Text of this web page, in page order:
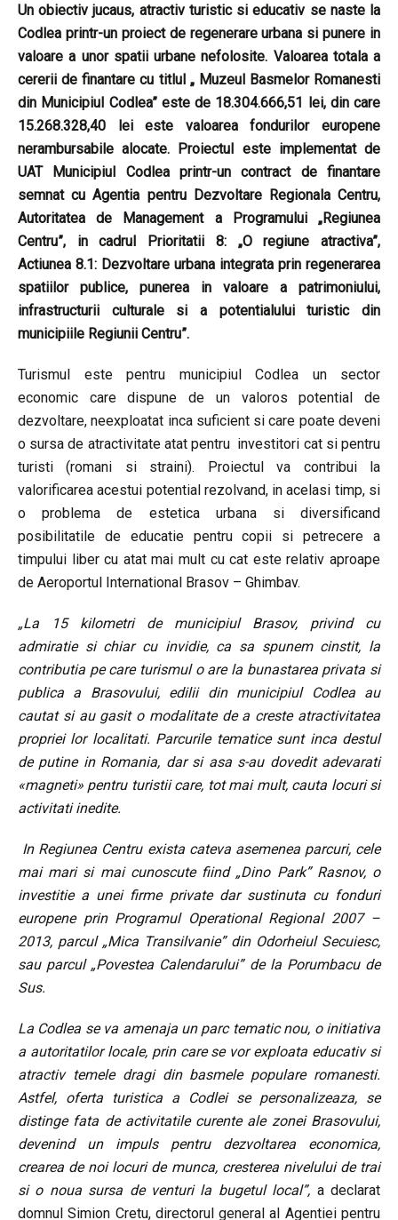
Un obiectiv jucaus, atractiv turistic si educativ se naste la
Codlea printr-un proiect de regenerare urbana si punere in
valoare a unor spatii urbane nefolosite. Valoarea totala a
cererii de finantare cu titlul „ Muzeul Basmelor Romanesti
din Municipiul Codlea” este de 18.304.666,51 lei, din care
15.268.328,40 lei este valoarea fondurilor europene
nerambursabile alocate. Proiectul este implementat de
UAT Municipiul Codlea printr-un contract de finantare
semnat cu Agentia pentru Dezvoltare Regionala Centru,
Autoritatea de Management a Programului „Regiunea
Centru”, in cadrul Prioritatii 8: „O regiune atractiva”,
Actiunea 8.1: Dezvoltare urbana integrata prin regenerarea
spatiilor publice, punerea in valoare a patrimoniului,
infrastructurii culturale si a potentialului turistic din
municipiile Regiunii Centru”.
Turismul este pentru municipiul Codlea un sector
economic care dispune de un valoros potential de
dezvoltare, neexploatat inca suficient si care poate deveni
o sursa de atractivitate atat pentru investitori cat si pentru
turisti (romani si straini). Proiectul va contribui la
valorificarea acestui potential rezolvand, in acelasi timp, si
o problema de estetica urbana si diversificand
posibilitatile de educatie pentru copii si petrecere a
timpului liber cu atat mai mult cu cat este relativ aproape
de Aeroportul International Brasov – Ghimbav.
„La 15 kilometri de municipiul Brasov, privind cu
admiratie si chiar cu invidie, ca sa spunem cinstit, la
contributia pe care turismul o are la bunastarea privata si
publica a Brasovului, edilii din municipiul Codlea au
cautat si au gasit o modalitate de a creste atractivitatea
propriei lor localitati. Parcurile tematice sunt inca destul
de putine in Romania, dar si asa s-au dovedit adevarati
«magneti» pentru turistii care, tot mai mult, cauta locuri si
activitati inedite.
In Regiunea Centru exista cateva asemenea parcuri, cele
mai mari si mai cunoscute fiind „Dino Park” Rasnov, o
investitie a unei firme private dar sustinuta cu fonduri
europene prin Programul Operational Regional 2007 –
2013, parcul „Mica Transilvanie” din Odorheiul Secuiesc,
sau parcul „Povestea Calendarului” de la Porumbacu de
Sus.
La Codlea se va amenaja un parc tematic nou, o initiativa
a autoritatilor locale, prin care se vor exploata educativ si
atractiv temele dragi din basmele populare romanesti.
Astfel, oferta turistica a Codlei se personalizeaza, se
distinge fata de activitatile curente ale zonei Brasovului,
devenind un impuls pentru dezvoltarea economica,
crearea de noi locuri de munca, cresterea nivelului de trai
si o noua sursa de venturi la bugetul local”, a declarat
domnul Simion Cretu, directorul general al Agentiei pentru